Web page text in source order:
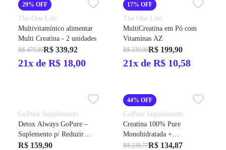
29% OFF
The One Life
Multivitamínico alimentar
Multi Creatina - 2 unidades
R$ 479,80R$ 339,92
21x de R$ 18,00
17% OFF
The One Life
MultiCreatina em Pó com
Vitaminas AZ
R$ 239,90R$ 199,90
21x de R$ 10,58
GoPure Supplements
Detox Always GoPure –
Suplemento p/ Reduzir
Apetite, Desinchar, Perda de
R$ 159,90
44% OFF
GoPure Supplements
Creatina 100% Pure
Monohidratada +
Micronizada
R$ 238,77R$ 134,87